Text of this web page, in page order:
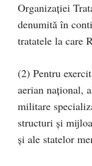
Organizației
denumită în
tratatele la care
(2) Pentru
aerian național,
militare
structuri și
și ale statelor